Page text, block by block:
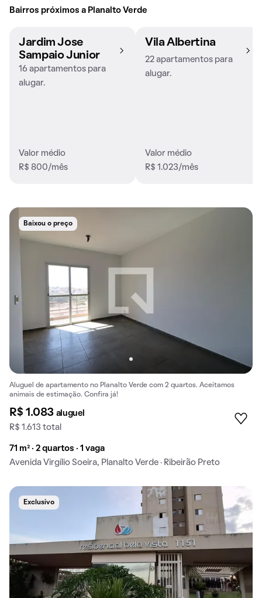
Bairros próximos a Planalto Verde
Jardim Jose
Sampaio Junior
16 apartamentos para
alugar.
Valor médio
R$ 800/mês
Vila Albertina
22 apartamentos para
alugar.
Valor médio
R$ 1.023/mês
Baixou o preço
Aluguel de apartamento no Planalto Verde com 2 quartos. Aceitamos
animais de estimação. Confira já!
R$ 1.083 aluguel
R$ 1.613 total
71 m² · 2 quartos · 1 vaga
Avenida Virgílio Soeira, Planalto Verde · Ribeirão Preto
Exclusivo